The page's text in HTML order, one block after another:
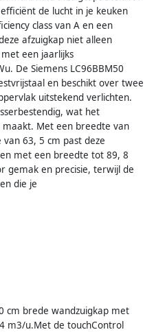
de lucht in je keuken
class van A en een
afzuigkap niet alleen
een jaarlijks
De Siemens LC96BBM50
en beschikt over twee
uitstekend verlichten.
wat het
Met een breedte van
63, 5 cm past deze
met een breedte tot 89, 8
gemak en precisie, terwijl de
die je
cm brede wandzuigkap met
m3/u.Met de touchControl